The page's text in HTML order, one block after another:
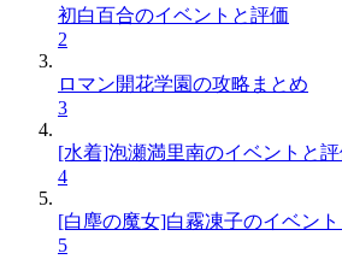
初白百合のイベントと評価
2
ロマン開花学園の攻略まとめ
3
[水着]泡瀬満里南のイベントと評
4
[白塵の魔女]白霧凍子のイベン
5